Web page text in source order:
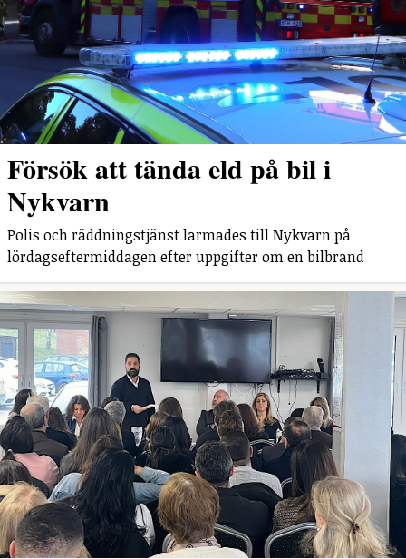
Försök att tända eld på bil i
Nykvarn
Polis och räddningstjänst larmades till Nykvarn på
lördagseftermiddagen efter uppgifter om en bilbrand